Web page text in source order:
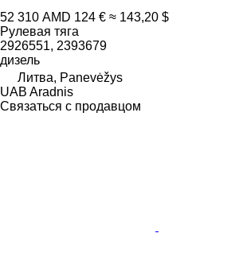
52 310 AMD 124 € ≈ 143,20 $
Рулевая тяга
2926551, 2393679
дизель
Литва, Panevėžys
UAB Aradnis
Связаться с продавцом